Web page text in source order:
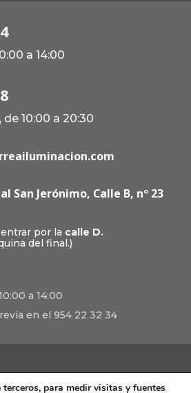
a 14:00
10:00 a 20:30
San Jerónimo, Calle B, nº 23
por la calle D.
del final.)
a 14:00
en el 954 22 32 34
para medir visitas y fuentes